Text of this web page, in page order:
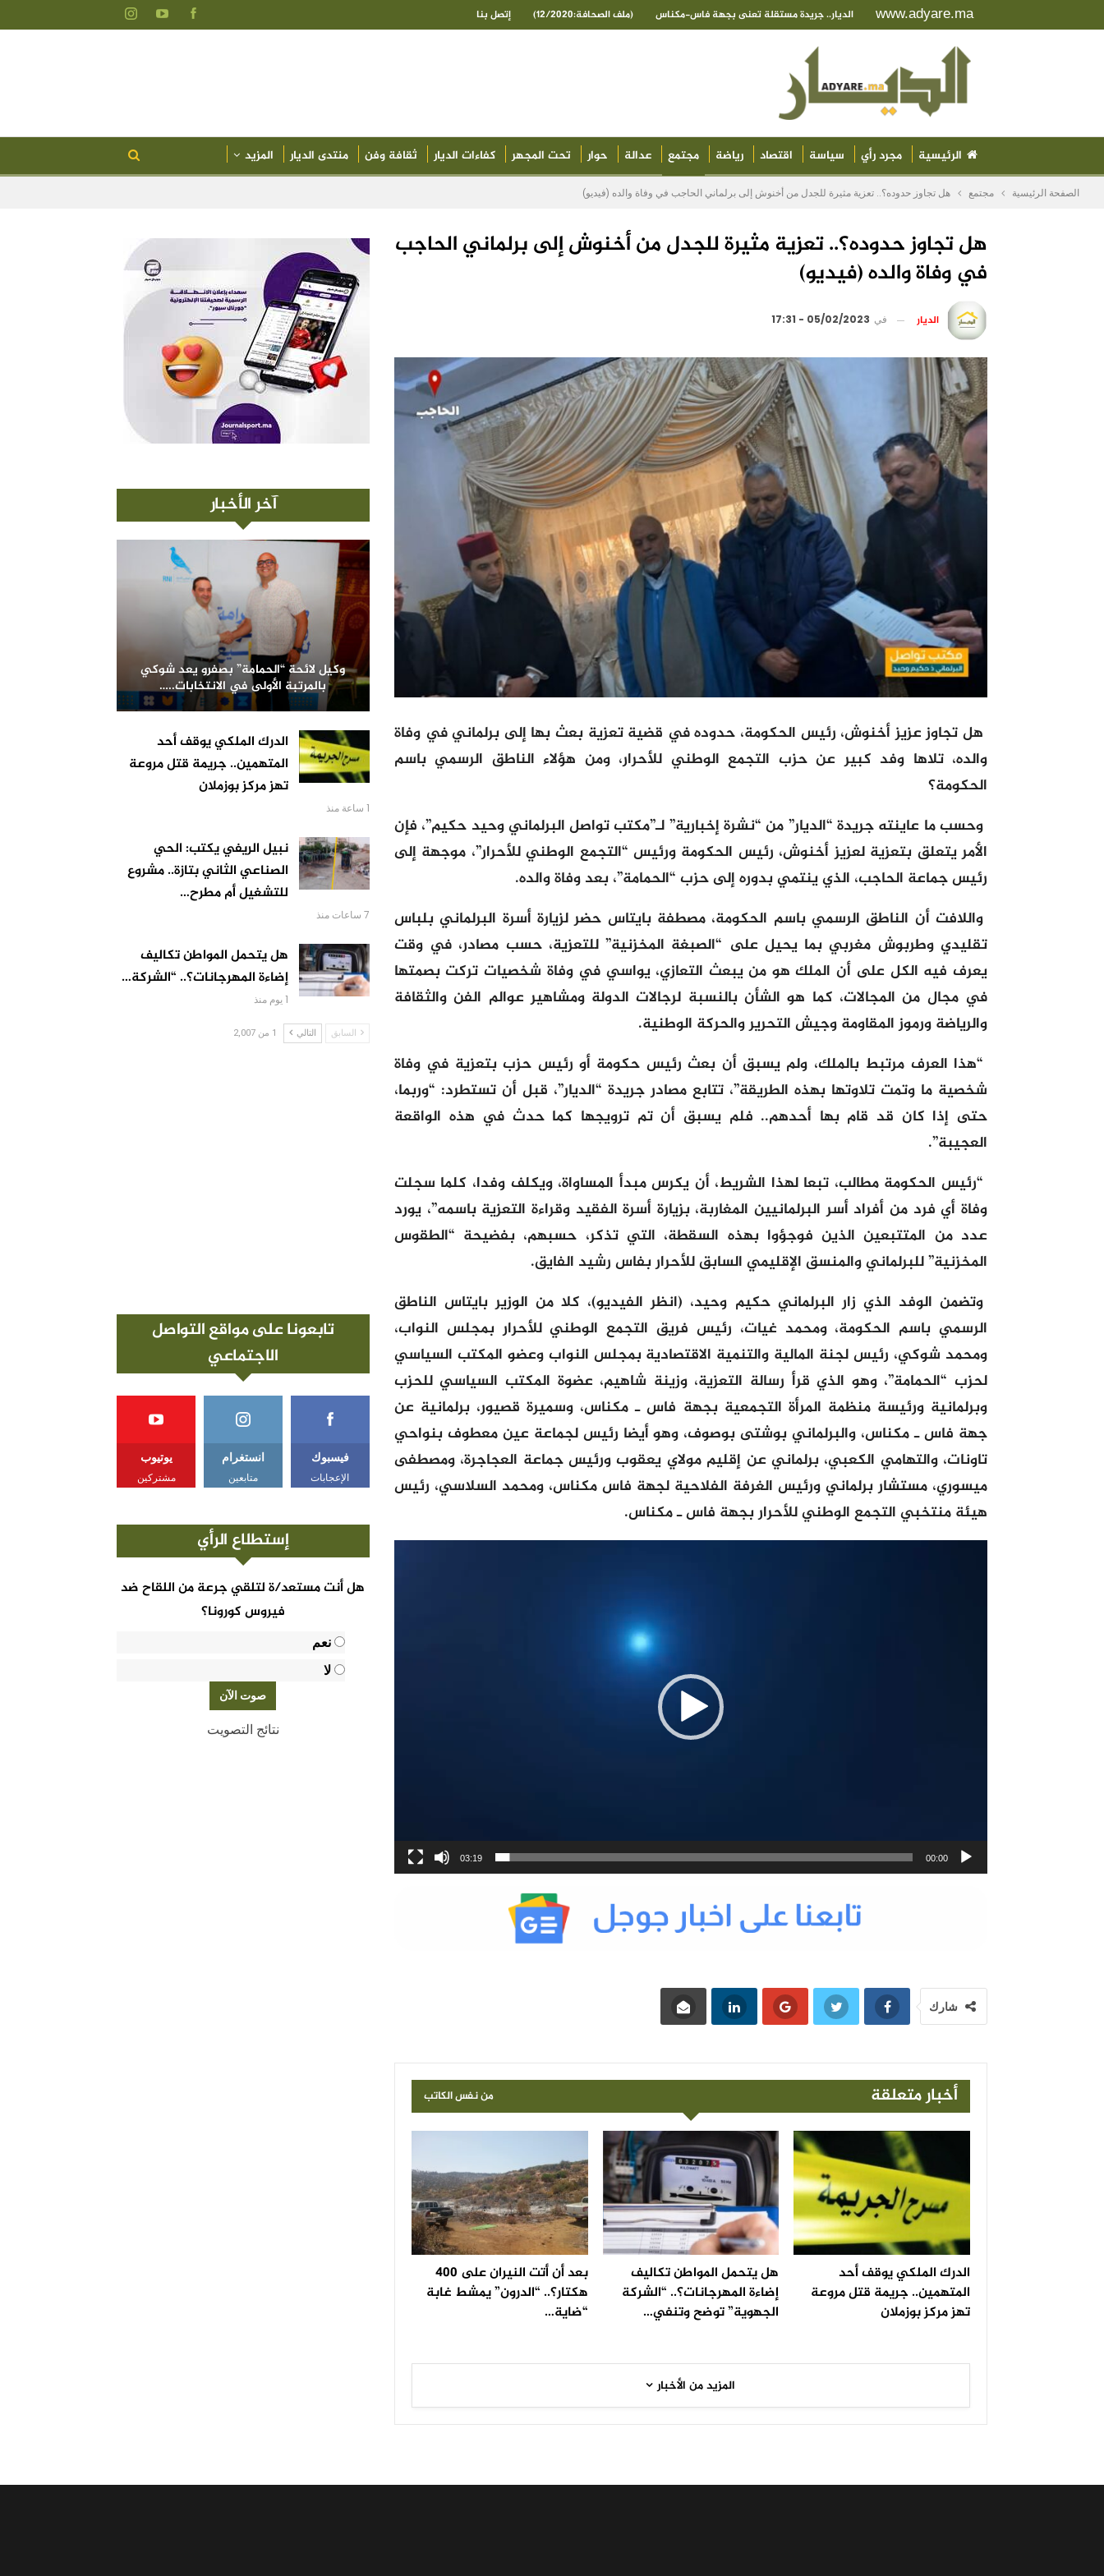
www.adyare.ma الديار.. جريدة مستقلة تعنى بجهة فاس-مكناس (ملف الصحافة:12/2020) إتصل بنا
الرئيسية مجرد رأي سياسة اقتصاد رياضة مجتمع عدالة حوار تحت المجهر كفاءات الديار ثقافة وفن منتدى الديار المزيد
الصفحة الرئيسية مجتمع هل تجاوز حدوده؟.. تعزية مثيرة للجدل من أخنوش إلى برلماني الحاجب في وفاة والده (فيديو)
هل تجاوز حدوده؟.. تعزية مثيرة للجدل من أخنوش إلى برلماني الحاجب
في وفاة والده (فيديو)
الديار في 05/02/2023 - 17:31
هل تجاوز عزيز أخنوش، رئيس الحكومة، حدوده في قضية تعزية بعث بها إلى برلماني في وفاة
والده، تلاها وفد كبير عن حزب التجمع الوطني للأحرار، ومن هؤلاء الناطق الرسمي باسم
الحكومة؟
وحسب ما عاينته جريدة “الديار” من “نشرة إخبارية” لـ”مكتب تواصل البرلماني وحيد حكيم”، فإن
الأمر يتعلق بتعزية لعزيز أخنوش، رئيس الحكومة ورئيس “التجمع الوطني للأحرار”، موجهة إلى
رئيس جماعة الحاجب، الذي ينتمي بدوره إلى حزب “الحمامة”، بعد وفاة والده.
واللافت أن الناطق الرسمي باسم الحكومة، مصطفة بايتاس حضر لزيارة أسرة البرلماني بلباس
تقليدي وطربوش مغربي بما يحيل على “الصبغة المخزنية” للتعزية، حسب مصادر، في وقت
يعرف فيه الكل على أن الملك هو من يبعث التعازي، يواسي في وفاة شخصيات تركت بصمتها
في مجال من المجالات، كما هو الشأن بالنسبة لرجالات الدولة ومشاهير عوالم الفن والثقافة
والرياضة ورموز المقاومة وجيش التحرير والحركة الوطنية.
“هذا العرف مرتبط بالملك، ولم يسبق أن بعث رئيس حكومة أو رئيس حزب بتعزية في وفاة
شخصية ما وتمت تلاوتها بهذه الطريقة”، تتابع مصادر جريدة “الديار”، قبل أن تستطرد: “وربما،
حتى إذا كان قد قام بها أحدهم.. فلم يسبق أن تم ترويجها كما حدث في هذه الواقعة
العجيبة”.
“رئيس الحكومة مطالب، تبعا لهذا الشريط، أن يكرس مبدأ المساواة، ويكلف وفدا، كلما سجلت
وفاة أي فرد من أفراد أسر البرلمانيين المغاربة، بزيارة أسرة الفقيد وقراءة التعزية باسمه”، يورد
عدد من المتتبعين الذين فوجؤوا بهذه السقطة، التي تذكر، حسبهم، بفضيحة “الطقوس
المخزنية” للبرلماني والمنسق الإقليمي السابق للأحرار بفاس رشيد الفايق.
وتضمن الوفد الذي زار البرلماني حكيم وحيد، (انظر الفيديو)، كلا من الوزير بايتاس الناطق
الرسمي باسم الحكومة، ومحمد غيات، رئيس فريق التجمع الوطني للأحرار بمجلس النواب،
ومحمد شوكي، رئيس لجنة المالية والتنمية الاقتصادية بمجلس النواب وعضو المكتب السياسي
لحزب “الحمامة”، وهو الذي قرأ رسالة التعزية، وزينة شاهيم، عضوة المكتب السياسي للحزب
وبرلمانية ورئيسة منظمة المرأة التجمعية بجهة فاس ـ مكناس، وسميرة قصيور، برلمانية عن
جهة فاس ـ مكناس، والبرلماني بوشتى بوصوف، وهو أيضا رئيس لجماعة عين معطوف بنواحي
تاونات، والتهامي الكعبي، برلماني عن إقليم مولاي يعقوب ورئيس جماعة العجاجرة، ومصطفى
ميسوري، مستشار برلماني ورئيس الغرفة الفلاحية لجهة فاس مكناس، ومحمد السلاسي، رئيس
هيئة منتخبي التجمع الوطني للأحرار بجهة فاس ـ مكناس.
00:00
03:19
شارك
أخبار متعلقة من نفس الكاتب
الدرك الملكي يوقف أحد
المتهمين.. جريمة قتل مروعة
تهز مركز بوزملان
هل يتحمل المواطن تكاليف
إضاءة المهرجانات؟.. “الشركة
الجهوية” توضح وتنفي…
بعد أن أتت النيران على 400
هكتار؟.. “الدرون” يمشط غابة
“ضاية…
المزيد من الأخبار
آخر الأخبار
وكيل لائحة “الحمامة” بصفرو يعد شوكي
بالمرتبة الأولى في الانتخابات..…
الدرك الملكي يوقف أحد
المتهمين.. جريمة قتل مروعة
تهز مركز بوزملان
1 ساعة منذ
نبيل الريفي يكتب: الحي
الصناعي الثاني بتازة.. مشروع
للتشغيل أم مطرح…
7 ساعات منذ
هل يتحمل المواطن تكاليف
إضاءة المهرجانات؟.. “الشركة…
1 يوم منذ
السابق التالي 1 من 2,007
تابعونا على مواقع التواصل
الاجتماعي
فيسبوك
الإعجابات
انستغرام
متابعين
يوتيوب
مشتركين
إستطلاع الرأي
هل أنت مستعد/ة لتلقي جرعة من اللقاح ضد
فيروس كورونا؟
نعم
لا
نتائج التصويت